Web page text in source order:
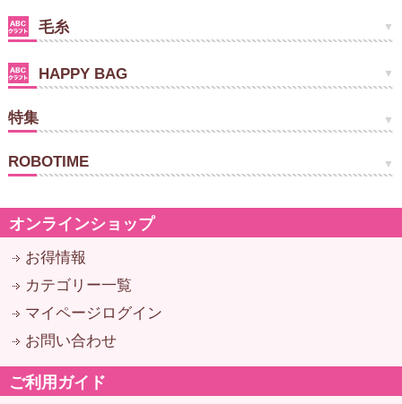
毛糸
HAPPY BAG
特集
ROBOTIME
オンラインショップ
お得情報
カテゴリー一覧
マイページログイン
お問い合わせ
ご利用ガイド